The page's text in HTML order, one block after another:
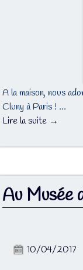
A la maison, nous
Cluny à Paris ! …
Lire la suite →
Au Musée
10/04/2017